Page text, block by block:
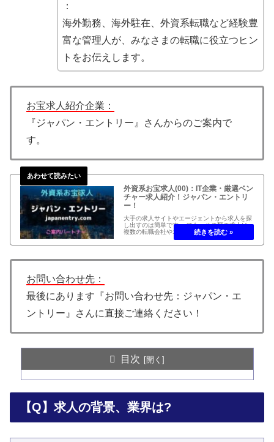
：
海外勤務、海外駐在、外資系転職など経験豊
富な管理人が、みなさまの転職に役立つヒン
トをお伝えします。
お宝求人紹介企業：
『ジャパン・エントリー』さんからのご案内で
す。
外資系お宝求人(00)：IT企業・厳選ベン
チャー求人紹介！ジャパン・エントリ
ー！
大手の求人サイトやエージェントから求人を探
し出すのは簡単です。 でも、その類の求人は、
複数の転職会社やエージェントに登録され、直
ぐになくなってしまったり、クローズしたのに
ずっと掲載されていたり… そんな案件に手間暇
お問い合わせ先：
最後にあります『お問い合わせ先：ジャパン・エ
ントリー』さんに直接ご連絡ください！
目次
【Q】求人の背景、業界は?